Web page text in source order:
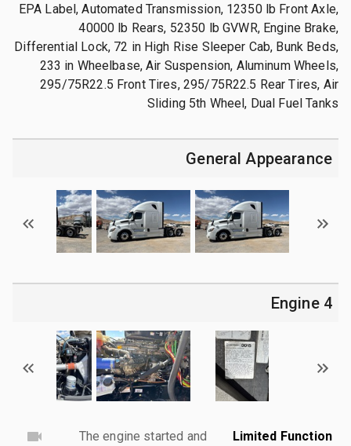
EPA Label, Automated Transmission, 12350 lb Front Axle,
40000 lb Rears, 52350 lb GVWR, Engine Brake,
Differential Lock, 72 in High Rise Sleeper Cab, Bunk Beds,
233 in Wheelbase, Air Suspension, Aluminum Wheels,
295/75R22.5 Front Tires, 295/75R22.5 Rear Tires, Air
Sliding 5th Wheel, Dual Fuel Tanks
General Appearance
4 Engine
Limited Function
The engine started and